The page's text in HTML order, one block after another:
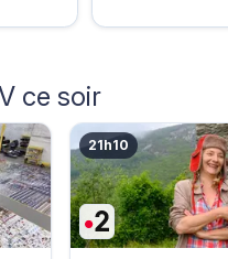
ce soir
21h10